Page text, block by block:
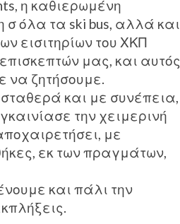
η καθιερωμένη
σ όλα τα ski bus, αλλά και
εισιτηρίων του ΧΚΠ
μας, και αυτός
να ζητήσουμε.
και με συνέπεια,
την χειμερινή
με
εκ των πραγμάτων,
και πάλι την